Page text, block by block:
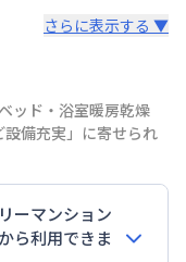
歩7分
さらに表示する ▼
ッド・浴室暖房乾燥
備充実」に寄せられ
ーマンション
ら利用できま